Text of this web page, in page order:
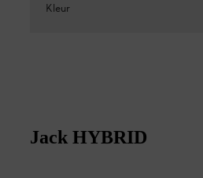
Kleur
Jack HYBRID